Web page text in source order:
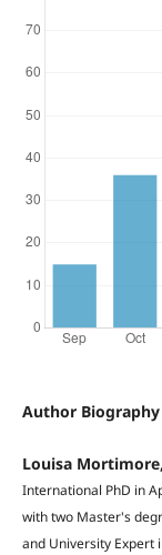
Author Biography
Louisa
International PhD in
with two Master's
and University Expert